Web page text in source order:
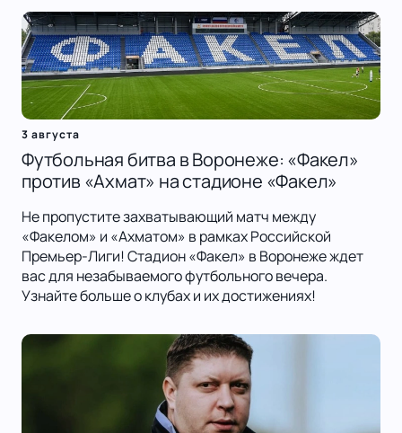
3 августа
Футбольная битва в Воронеже: «Факел»
против «Ахмат» на стадионе «Факел»
Не пропустите захватывающий матч между
«Факелом» и «Ахматом» в рамках Российской
Премьер-Лиги! Стадион «Факел» в Воронеже ждет
вас для незабываемого футбольного вечера.
Узнайте больше о клубах и их достижениях!